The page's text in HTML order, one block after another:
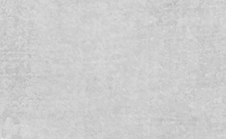
do valor
Escola e a